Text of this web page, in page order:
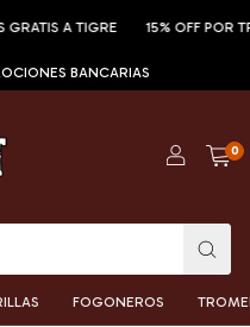
A TIGRE 15% OFF POR
BANCARIAS
0
FOGONEROS